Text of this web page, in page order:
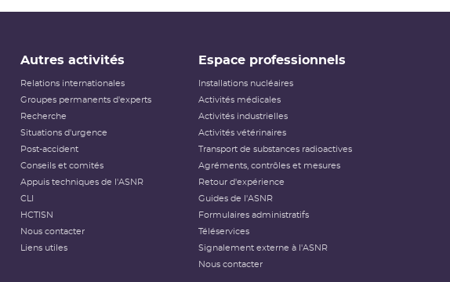
Autres activités
Relations internationales
Groupes permanents d'experts
Recherche
Situations d'urgence
Post-accident
Conseils et comités
Appuis techniques de l'ASNR
CLI
HCTISN
Nous contacter
Liens utiles
Espace professionnels
Installations nucléaires
Activités médicales
Activités industrielles
Activités vétérinaires
Transport de substances radioactives
Agréments, contrôles et mesures
Retour d'expérience
Guides de l'ASNR
Formulaires administratifs
Téléservices
Signalement externe à l'ASNR
Nous contacter